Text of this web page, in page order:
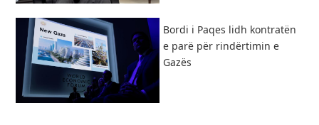
Bordi i Paqes lidh kontratën
e parë për rindërtimin e
Gazës